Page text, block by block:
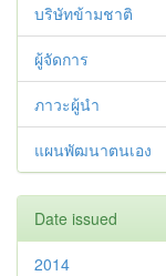
บริษัทข้ามชาติ
ผู้จัดการ
ภาวะผู้นำ
แผนพัฒนาตนเอง
Date issued
2014